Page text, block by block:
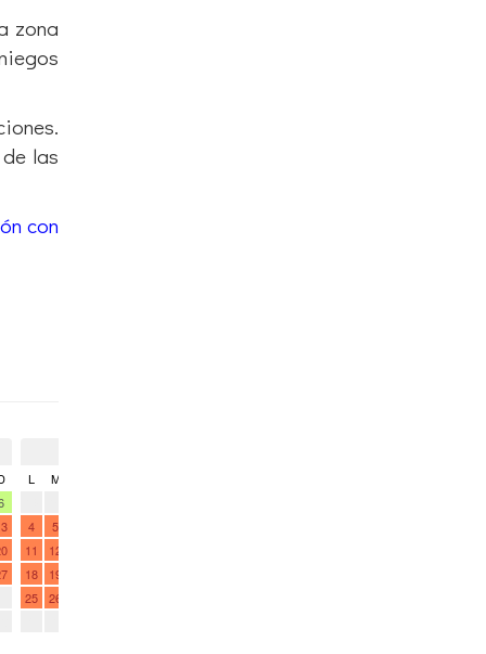
zona
las
con